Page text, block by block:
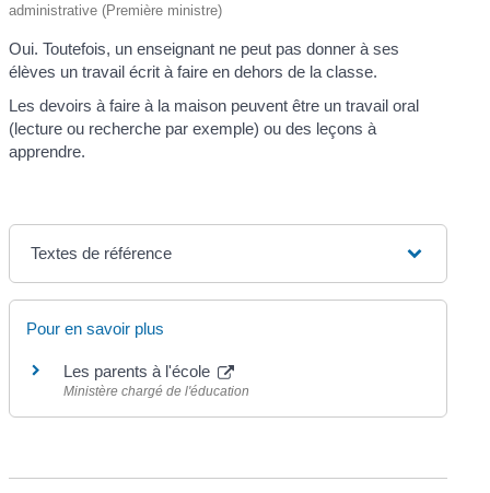
administrative (Première ministre)
Oui. Toutefois, un enseignant ne peut pas donner à ses
élèves un travail écrit à faire en dehors de la classe.
Les devoirs à faire à la maison peuvent être un travail oral
(lecture ou recherche par exemple) ou des leçons à
apprendre.
Textes de référence
Pour en savoir plus
Les parents à l'école
Ministère chargé de l'éducation